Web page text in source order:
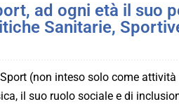
ad ogni età il suo
Sanitarie,
(non inteso solo come
il suo ruolo sociale e di